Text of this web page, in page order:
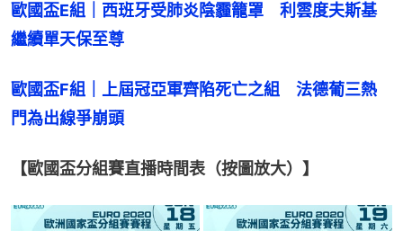
歐國盃E組｜西班牙受肺炎陰霾籠罩　利雲度夫斯基
繼續單天保至尊
歐國盃F組｜上屆冠亞軍齊陷死亡之組　法德葡三熱
門為出線爭崩頭
【歐國盃分組賽直播時間表（按圖放大）】